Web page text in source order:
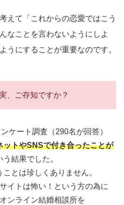
えて「これからの恋愛ではこう
なことを言わないようにしよ
うにすることが重要なのです。
、ご存知ですか？
ケート調査（290名が回答）
ットやSNSで付き合ったことが
う結果でした。
とは珍しくありません。
イトは怖い！という方の為に
ンライン結婚相談所を